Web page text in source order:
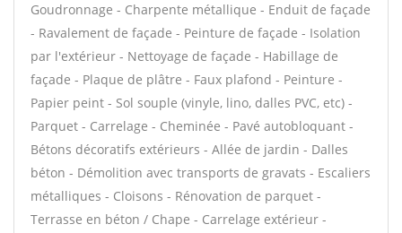
Goudronnage - Charpente métallique - Enduit de façade
- Ravalement de façade - Peinture de façade - Isolation
par l'extérieur - Nettoyage de façade - Habillage de
façade - Plaque de plâtre - Faux plafond - Peinture -
Papier peint - Sol souple (vinyle, lino, dalles PVC, etc) -
Parquet - Carrelage - Cheminée - Pavé autobloquant -
Bétons décoratifs extérieurs - Allée de jardin - Dalles
béton - Démolition avec transports de gravats - Escaliers
métalliques - Cloisons - Rénovation de parquet -
Terrasse en béton / Chape - Carrelage extérieur -